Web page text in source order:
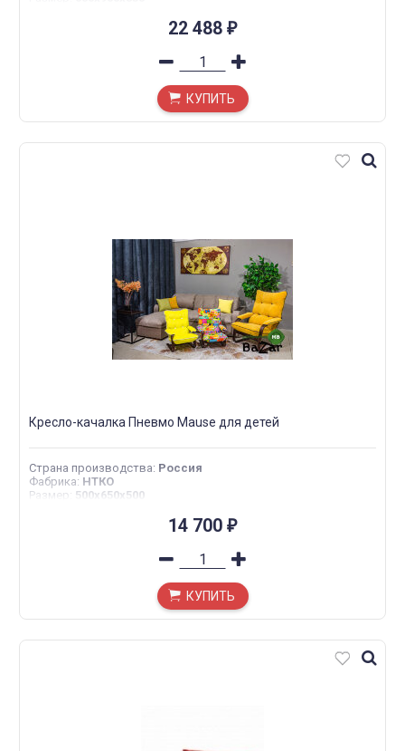
22 488 ₽
КУПИТЬ
Кресло-качалка Пневмо Mause для детей
Страна производства: Россия
Фабрика: НТКО
Размер : 500x650x500
14 700 ₽
КУПИТЬ